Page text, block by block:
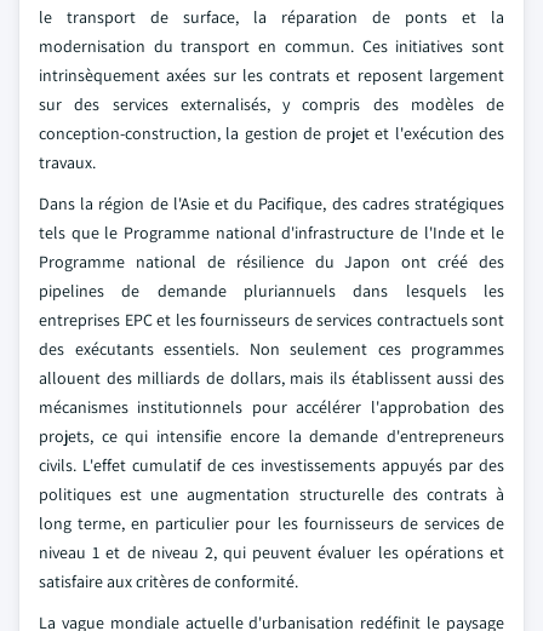
le transport de surface, la réparation de ponts et la
modernisation du transport en commun. Ces initiatives sont
intrinsèquement axées sur les contrats et reposent largement
sur des services externalisés, y compris des modèles de
conception-construction, la gestion de projet et l'exécution des
travaux.
Dans la région de l'Asie et du Pacifique, des cadres stratégiques
tels que le Programme national d'infrastructure de l'Inde et le
Programme national de résilience du Japon ont créé des
pipelines de demande pluriannuels dans lesquels les
entreprises EPC et les fournisseurs de services contractuels sont
des exécutants essentiels. Non seulement ces programmes
allouent des milliards de dollars, mais ils établissent aussi des
mécanismes institutionnels pour accélérer l'approbation des
projets, ce qui intensifie encore la demande d'entrepreneurs
civils. L'effet cumulatif de ces investissements appuyés par des
politiques est une augmentation structurelle des contrats à
long terme, en particulier pour les fournisseurs de services de
niveau 1 et de niveau 2, qui peuvent évaluer les opérations et
satisfaire aux critères de conformité.
La vague mondiale actuelle d'urbanisation redéfinit le paysage